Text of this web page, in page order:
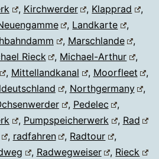
, Kirchwerder , Klapprad
,
, Landkarte
,
, Marschlande
,
Rieck , Michael-Arthur
,
, Mittellandkanal , Moorfleet
,
, Northgermany
,
, Pedelec
,
, Pumpspeicherwerk , Rad
, radfahren , Radtour
,
, Radwegweiser , Rieck